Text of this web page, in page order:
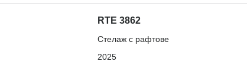
RTE 3862
Стелаж с рафтове
2025